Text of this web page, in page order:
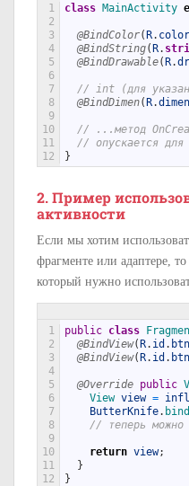
1
2
3
4
5
6
7
8
9
10
11
12
class MainActivity
@BindColor(R. color
@BindString(R.
@BindDrawable(R.
// int (для
@BindDimen(R.dimen
// ...метод
// опускается для
}
2. Пример
активности
Если мы хотим
фрагменте или адаптере,
который нужно
1
2
3
4
5
6
7
8
9
10
11
12
public class
@BindView(R. id .
@BindView(R. id .
@Override public
View view =
ButterKnife. bind
// теперь можно
return view;
}
}